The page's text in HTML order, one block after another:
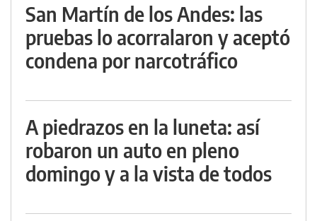
San Martín de los Andes: las
pruebas lo acorralaron y aceptó
condena por narcotráfico
A piedrazos en la luneta: así
robaron un auto en pleno
domingo y a la vista de todos